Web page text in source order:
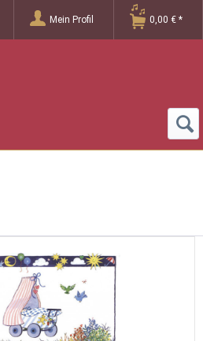
Mein Profil 0,00 € *